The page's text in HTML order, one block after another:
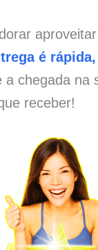
é
chegada na
receber!